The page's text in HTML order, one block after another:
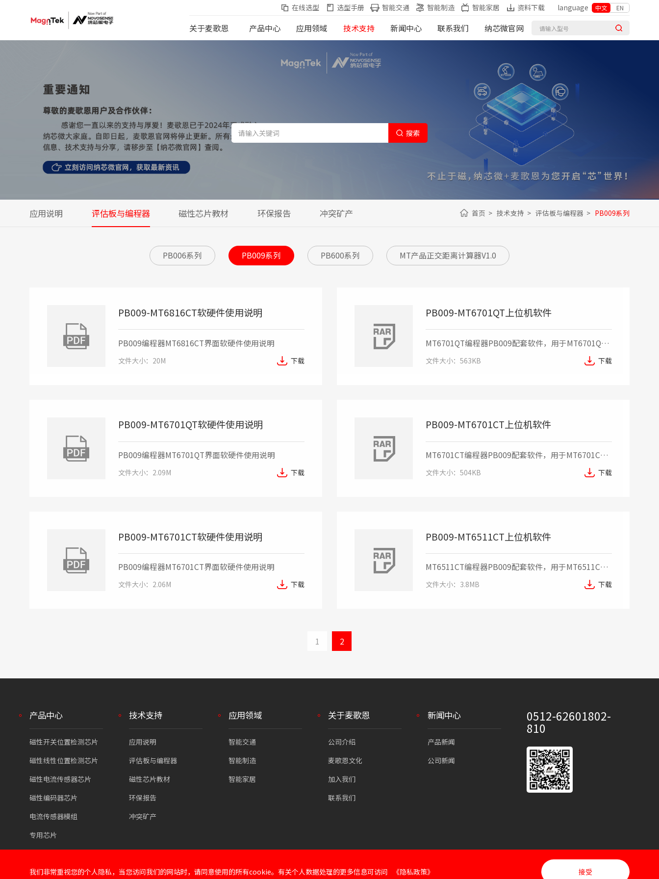
在线选型 选型手册 智能交通 智能制造 智能家居 资料下载 language 中文 EN
关于麦歌恩 产品中心 应用领域 技术支持 新闻中心 联系我们 纳芯微官网
搜索
应用说明 评估板与编程器 磁性芯片教材 环保报告 冲突矿产 首页 > 技术支持 > 评估板与编程器 > PB009系列
PB006系列 PB009系列 PB600系列 MT产品正交距离计算器V1.0
PB009-MT6816CT软硬件使用说明
PB009编程器MT6816CT界面软硬件使用说明
文件大小：20M 下载
PB009-MT6701QT上位机软件
MT6701QT编程器PB009配套软件，用于MT6701QT
文件大小：563KB 下载
PB009-MT6701QT软硬件使用说明
PB009编程器MT6701QT界面软硬件使用说明
文件大小：2.09M 下载
PB009-MT6701CT上位机软件
MT6701CT编程器PB009配套软件，用于MT6701CT
文件大小：504KB 下载
PB009-MT6701CT软硬件使用说明
PB009编程器MT6701CT界面软硬件使用说明
文件大小：2.06M 下载
PB009-MT6511CT上位机软件
MT6511CT编程器PB009配套软件，用于MT6511CT
文件大小：3.8MB 下载
1 2
产品中心
磁性开关位置检测芯片
磁性线性位置检测芯片
磁性电流传感器芯片
磁性编码器芯片
电流传感器模组
专用芯片
技术支持
应用说明
评估板与编程器
磁性芯片教材
环保报告
冲突矿产
应用领域
智能交通
智能制造
智能家居
关于麦歌恩
公司介绍
麦歌恩文化
加入我们
联系我们
新闻中心
产品新闻
公司新闻
0512-62601802-
810
我们非常重视您的个人隐私，当您访问我们的网站时，请同意使用的所有cookie。有关个人数据处理的更多信息可访问 《隐私政策》 接受